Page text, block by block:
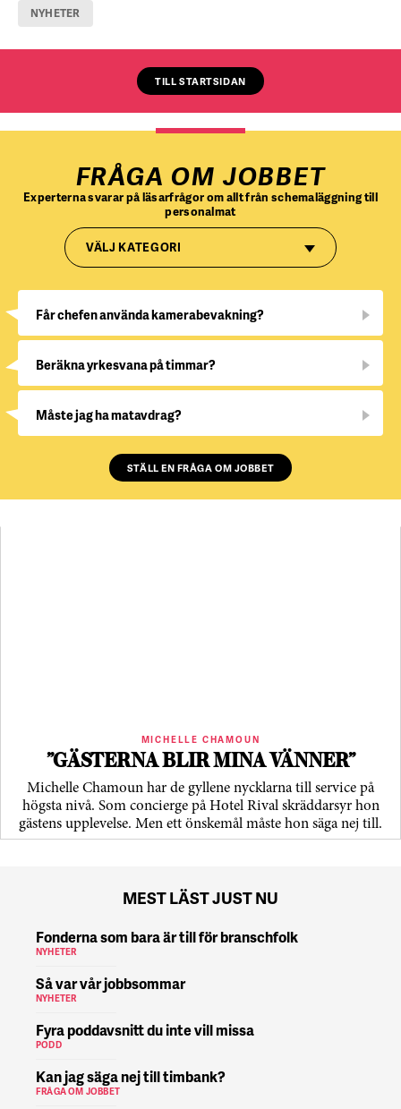
NYHETER
TILL STARTSIDAN
FRÅGA OM JOBBET
Experterna svarar på läsarfrågor om allt från schemaläggning till
personalmat
VÄLJ KATEGORI
Får chefen använda kamerabevakning?
Beräkna yrkesvana på timmar?
Måste jag ha matavdrag?
STÄLL EN FRÅGA OM JOBBET
MICHELLE CHAMOUN
”GÄSTERNA BLIR MINA VÄNNER”
Michelle Chamoun har de gyllene nycklarna till service på
högsta nivå. Som concierge på Hotel Rival skräddarsyr hon
gästens upp­levelse. Men ett önskemål måste hon säga nej till.
MEST LÄST JUST NU
Fonderna som bara är till för branschfolk
NYHETER
Så var vår jobbsommar
NYHETER
Fyra poddavsnitt du inte vill missa
PODD
Kan jag säga nej till timbank?
FRÅGA OM JOBBET